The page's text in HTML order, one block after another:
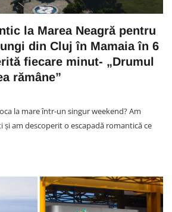
la Marea Neagră pentru
din Cluj în Mamaia în 6
fiecare minut- „Drumul
rămâne”
la mare într-un singur weekend? Am
am descoperit o escapadă romantică ce